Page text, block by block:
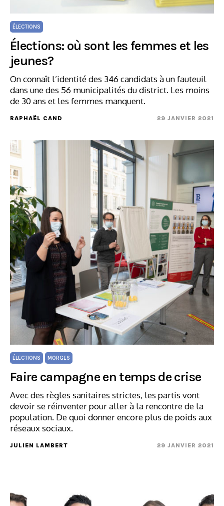
ÉLECTIONS
Élections: où sont les femmes et les
jeunes?
On connaît l’identité des 346 candidats à un fauteuil
dans une des 56 municipalités du district. Les moins
de 30 ans et les femmes manquent.
RAPHAËL CAND 29 JANVIER 2021
ÉLECTIONS MORGES
Faire campagne en temps de crise
Avec des règles sanitaires strictes, les partis vont
devoir se réinventer pour aller à la rencontre de la
population. De quoi donner encore plus de poids aux
réseaux sociaux.
JULIEN LAMBERT 29 JANVIER 2021